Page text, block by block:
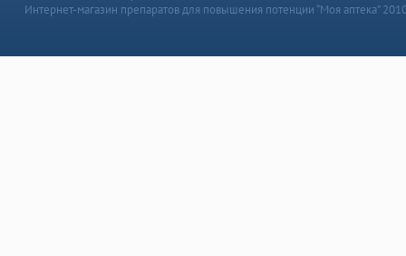
Интернет-магазин препаратов для повышения потенции “Моя аптека”